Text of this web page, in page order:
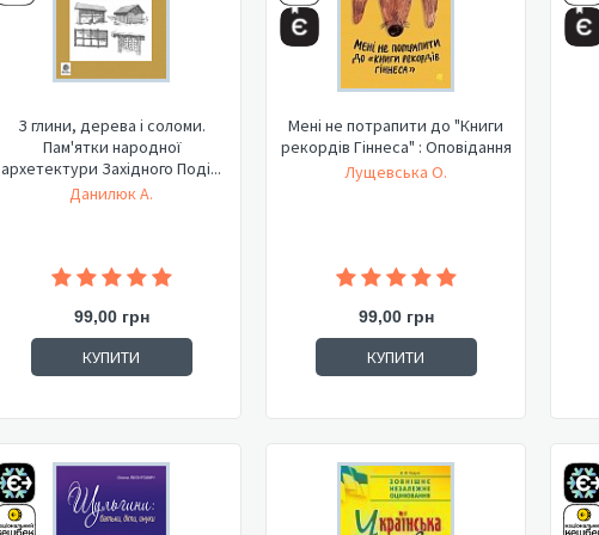
З глини, дерева і соломи.
Пам'ятки народної
архетектури Західного Поді...
Данилюк А.
99,00 грн
КУПИТИ
Мені не потрапити до "Книги
рекордів Гіннеса" : Оповідання
Лущевська О.
99,00 грн
КУПИТИ